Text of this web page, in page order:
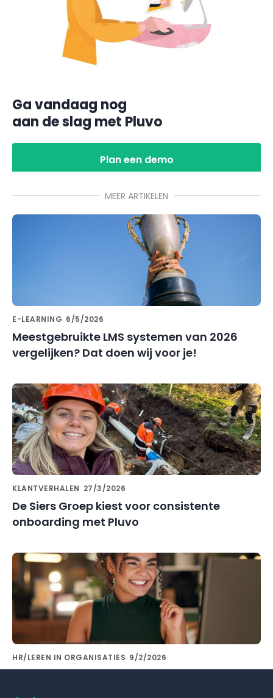
Ga vandaag nog
aan de slag met Pluvo
Plan een demo
MEER ARTIKELEN
E-LEARNING 6/5/2026
Meestgebruikte LMS systemen van 2026
vergelijken? Dat doen wij voor je!
KLANTVERHALEN 27/3/2026
De Siers Groep kiest voor consistente
onboarding met Pluvo
HR/LEREN IN ORGANISATIES 9/2/2026